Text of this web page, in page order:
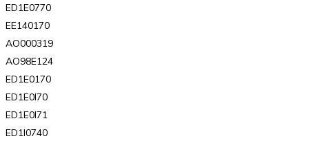
ED1E0770
EE140170
AO000319
AO98E124
ED1E0170
ED1E0I70
ED1E0I71
ED1I0740